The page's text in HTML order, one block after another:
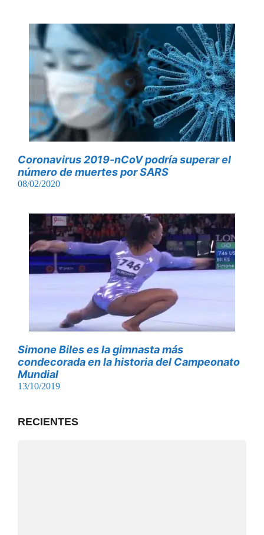
Coronavirus 2019-nCoV podría superar el
número de muertes por SARS
08/02/2020
Simone Biles es la gimnasta más
condecorada en la historia del Campeonato
Mundial
13/10/2019
RECIENTES